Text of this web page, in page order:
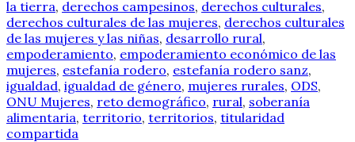
la tierra, derechos campesinos, derechos culturales,
derechos culturales de las mujeres, derechos culturales
de las mujeres y las niñas, desarrollo rural,
empoderamiento, empoderamiento económico de las
mujeres, estefanía rodero, estefanía rodero sanz,
igualdad, igualdad de género, mujeres rurales, ODS,
ONU Mujeres, reto demográfico, rural, soberanía
alimentaria, territorio, territorios, titularidad
compartida